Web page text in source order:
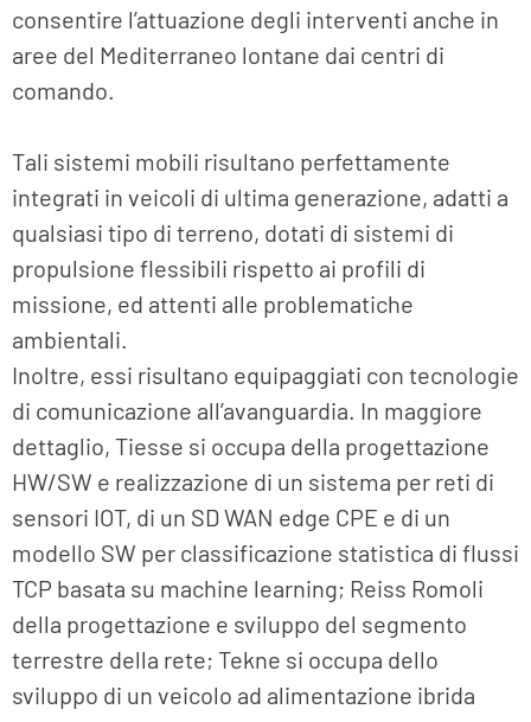
consentire l’attuazione degli interventi anche in
aree del Mediterraneo lontane dai centri di
comando.
Tali sistemi mobili risultano perfettamente
integrati in veicoli di ultima generazione, adatti a
qualsiasi tipo di terreno, dotati di sistemi di
propulsione flessibili rispetto ai profili di
missione, ed attenti alle problematiche
ambientali.
Inoltre, essi risultano equipaggiati con tecnologie
di comunicazione all’avanguardia. In maggiore
dettaglio, Tiesse si occupa della progettazione
HW/SW e realizzazione di un sistema per reti di
sensori IOT, di un SD WAN edge CPE e di un
modello SW per classificazione statistica di flussi
TCP basata su machine learning; Reiss Romoli
della progettazione e sviluppo del segmento
terrestre della rete; Tekne si occupa dello
sviluppo di un veicolo ad alimentazione ibrida